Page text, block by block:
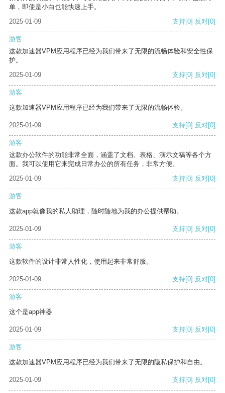
单，即使是小白也能快速上手。
2025-01-09
支持[0] 反对[0]
游客
这款加速器VPM应用程序已经为我们带来了无限的流畅体验和安全性保
护。
2025-01-09
支持[0] 反对[0]
游客
这款加速器VPM应用程序已经为我们带来了无限的流畅体验。
2025-01-09 支持[0] 反对[0]
游客
这款办公软件的功能非常全面，涵盖了文档、表格、演示文稿等各个方
面。我可以使用它来完成日常办公的所有任务，非常方便。
2025-01-09
支持[0] 反对[0]
游客
这款app就像我的私人助理，随时随地为我的办公提供帮助。
2025-01-09 支持[0] 反对[0]
游客
这款软件的设计非常人性化，使用起来非常舒服。
2025-01-09 支持[0] 反对[0]
游客
这个是app神器
2025-01-09 支持[0] 反对[0]
游客
这款加速器VPM应用程序已经为我们带来了无限的隐私保护和自由。
2025-01-09 支持[0] 反对[0]